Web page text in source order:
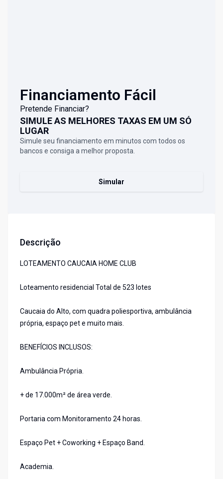
Financiamento Fácil
Pretende Financiar?
SIMULE AS MELHORES TAXAS EM UM SÓ
LUGAR
Simule seu financiamento em minutos com todos os
bancos e consiga a melhor proposta.
Simular
Descrição
LOTEAMENTO CAUCAIA HOME CLUB
Loteamento residencial Total de 523 lotes
Caucaia do Alto, com quadra poliesportiva, ambulância
própria, espaço pet e muito mais.
BENEFÍCIOS INCLUSOS:
Ambulância Própria.
+ de 17.000m² de área verde.
Portaria com Monitoramento 24 horas.
Espaço Pet + Coworking + Espaço Band.
Academia.